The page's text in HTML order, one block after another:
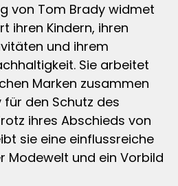
von Tom Brady widmet
ihren Kindern, ihren
und ihrem
Sie arbeitet
Marken zusammen
den Schutz des
ihres Abschieds von
sie eine einflussreiche
Modewelt und ein Vorbild